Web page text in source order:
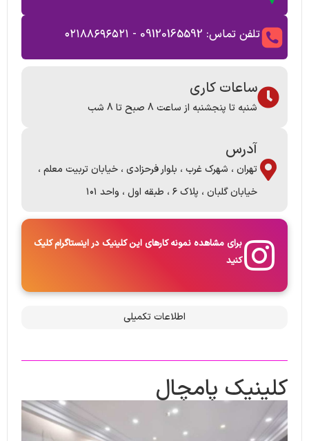
تلفن تماس: 09120165592 - ۰۲۱۸۸۶۹۶۵۲۱
ساعات کاری
شنبه تا پنجشنبه از ساعت 8 صبح تا 8 شب
آدرس
تهران ، شهرک غرب ، بلوار فرحزادی ، خیابان تربیت معلم ،
خیابان گلبان ، پلاک ۶ ، طبقه اول ، واحد ۱۰۱
برای مشاهده نمونه کارهای این کلینیک در اینستاگرام کلیک
کنید
اطلاعات تکمیلی
کلینیک پامچال